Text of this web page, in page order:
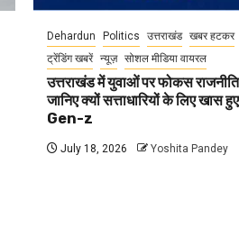
Dehardun Politics उत्तराखंड खबर हटकर
ट्रेंडिंग खबरें न्यूज़ सोशल मीडिया वायरल
उत्तराखंड में युवाओं पर फोकस
जानिए क्यों सत्ताधारियों के लिए खास हुए
Gen-z
July 18, 2026 Yoshita Pandey